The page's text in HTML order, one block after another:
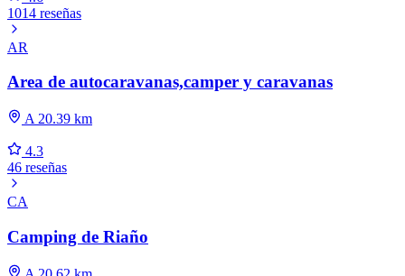
1014 reseñas
AR
Area de autocaravanas,camper y caravanas
A 20.39 km
4.3
46 reseñas
CA
Camping de Riaño